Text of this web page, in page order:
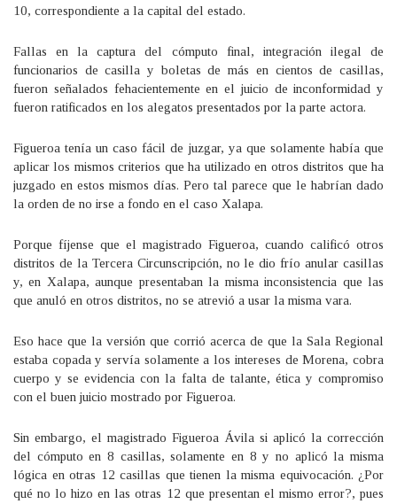
10, correspondiente a la capital del estado.
Fallas en la captura del cómputo final, integración ilegal de
funcionarios de casilla y boletas de más en cientos de casillas,
fueron señalados fehacientemente en el juicio de inconformidad y
fueron ratificados en los alegatos presentados por la parte actora.
Figueroa tenía un caso fácil de juzgar, ya que solamente había que
aplicar los mismos criterios que ha utilizado en otros distritos que ha
juzgado en estos mismos días. Pero tal parece que le habrían dado
la orden de no irse a fondo en el caso Xalapa.
Porque fíjense que el magistrado Figueroa, cuando calificó otros
distritos de la Tercera Circunscripción, no le dio frío anular casillas
y, en Xalapa, aunque presentaban la misma inconsistencia que las
que anuló en otros distritos, no se atrevió a usar la misma vara.
Eso hace que la versión que corrió acerca de que la Sala Regional
estaba copada y servía solamente a los intereses de Morena, cobra
cuerpo y se evidencia con la falta de talante, ética y compromiso
con el buen juicio mostrado por Figueroa.
Sin embargo, el magistrado Figueroa Ávila si aplicó la corrección
del cómputo en 8 casillas, solamente en 8 y no aplicó la misma
lógica en otras 12 casillas que tienen la misma equivocación. ¿Por
qué no lo hizo en las otras 12 que presentan el mismo error?, pues